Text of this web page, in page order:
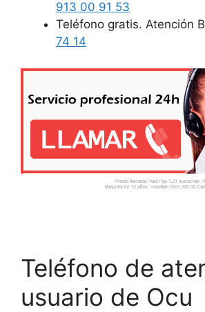
913 00 91 53
Teléfono gratis. Atención
74 14
Teléfono de
usuario de Ocu